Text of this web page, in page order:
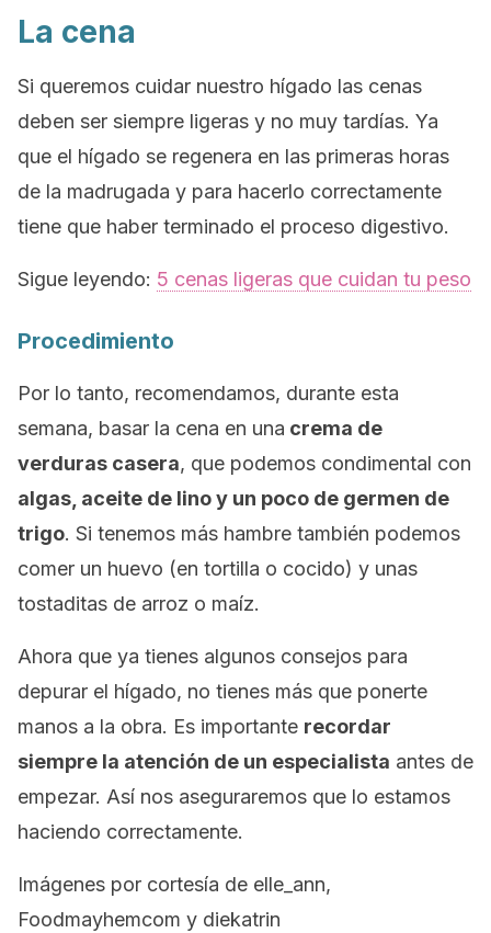
La cena
Si queremos cuidar nuestro hígado las cenas
deben ser siempre ligeras y no muy tardías. Ya
que el hígado se regenera en las primeras horas
de la madrugada y para hacerlo correctamente
tiene que haber terminado el proceso digestivo.
Sigue leyendo: 5 cenas ligeras que cuidan tu peso
Procedimiento
Por lo tanto, recomendamos, durante esta
semana, basar la cena en una crema de
verduras casera, que podemos condimental con
algas, aceite de lino y un poco de germen de
trigo. Si tenemos más hambre también podemos
comer un huevo (en tortilla o cocido) y unas
tostaditas de arroz o maíz.
Ahora que ya tienes algunos consejos para
depurar el hígado, no tienes más que ponerte
manos a la obra. Es importante recordar
siempre la atención de un especialista antes de
empezar. Así nos aseguraremos que lo estamos
haciendo correctamente.
Imágenes por cortesía de elle_ann,
Foodmayhemcom y diekatrin